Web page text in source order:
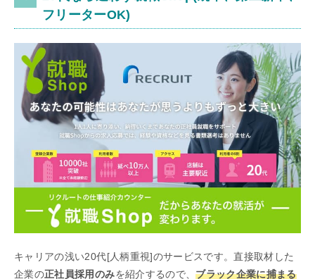
フリーターOK)
キャリアの浅い20代[人柄重視]のサービスです。直接取材した
企業の正社員採用のみを紹介するので、ブラック企業に捕まる